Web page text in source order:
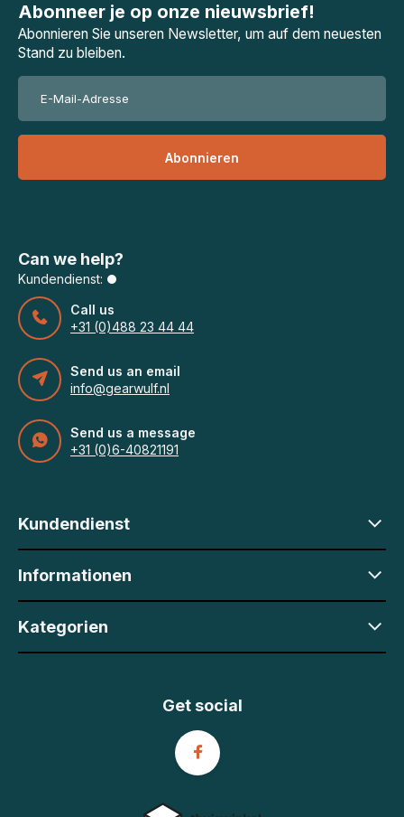
Abonneer je op onze nieuwsbrief!
Abonnieren Sie unseren Newsletter, um auf dem neuesten
Stand zu bleiben.
Abonnieren
Can we help?
Kundendienst:
Call us
+31 (0)488 23 44 44
Send us an email
info@gearwulf.nl
Send us a message
+31 (0)6-40821191
Kundendienst
Informationen
Kategorien
Get social